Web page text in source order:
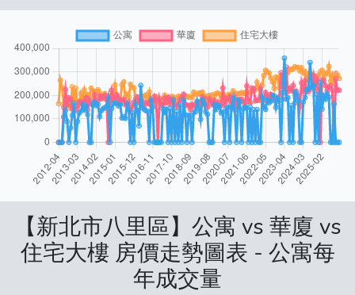
【新北市八里區】公寓 vs 華廈 vs
住宅大樓 房價走勢圖表 - 公寓每
年成交量